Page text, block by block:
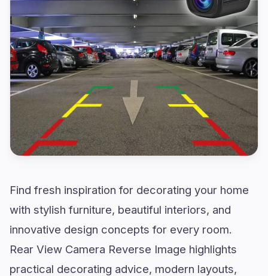
Find fresh inspiration for decorating your home
with stylish furniture, beautiful interiors, and
innovative design concepts for every room.
Rear View Camera Reverse Image highlights
practical decorating advice, modern layouts,